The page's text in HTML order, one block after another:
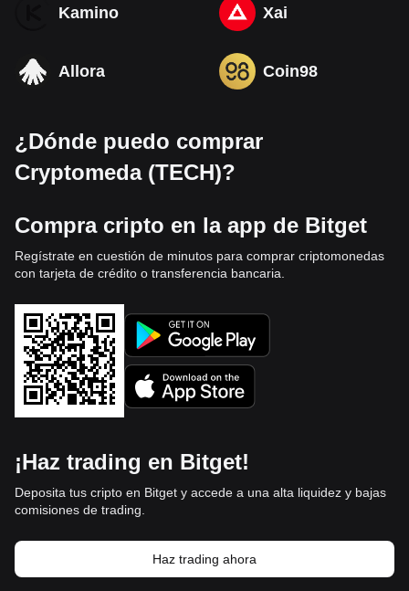
Kamino Xai
Allora Coin98
¿Dónde puedo comprar
Cryptomeda (TECH)?
Compra cripto en la app de Bitget
Regístrate en cuestión de minutos para comprar criptomonedas
con tarjeta de crédito o transferencia bancaria.
¡Haz trading en Bitget!
Deposita tus cripto en Bitget y accede a una alta liquidez y bajas
comisiones de trading.
Haz trading ahora